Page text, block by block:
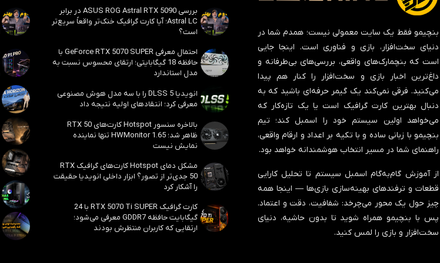
بنچیمو فقط یک سایت معمولی نیست؛ همدم شما در
دنیای سخت‌افزار، بازی و فناوری است. اینجا جایی
است که بنچمارک‌های واقعی، بررسی‌های بی‌طرفانه و
داغ‌ترین اخبار بازی و سخت‌افزار را کنار هم پیدا
می‌کنید. فرقی نمی‌کند یک گیمر حرفه‌ای باشید که به
دنبال بهترین کارت گرافیک است یا یک تازه‌کار که
می‌خواهد اولین سیستم خود را اسمبل کند؛ تیم
بنچیمو با زبانی ساده و با تکیه بر اعداد و ارقام واقعی،
راهنمای شما در مسیر انتخاب هوشمندانه خواهد بود.
از آموزش گام‌به‌گام اسمبل سیستم تا تحلیل کارایی
قطعات و ترفندهای بهینه‌سازی بازی‌ها — اینجا همه
چیز حول یک محور می‌چرخد: شفافیت، دقت و اعتماد.
پس با بنچیمو همراه شوید تا بدون حاشیه، دنیای
سخت‌افزار و بازی را لمس کنید.
بررسی ASUS ROG Astral RTX 5090 در برابر
Astral LC؛ آیا کارت گرافیک خنک‌تر واقعاً سریع‌تر
است؟
احتمال معرفی GeForce RTX 5070 SUPER با
حافظه 18 گیگابایتی؛ ارتقای محسوس نسبت به
مدل استاندارد
انویدیا DLSS 5 را با سه مدل هوش مصنوعی
معرفی کرد؛ انتقادهای اولیه نتیجه داد
بالاخره سنسور Hotspot کارت‌های RTX 50
ظاهر شد؛ HWMonitor 1.65 تنها نماینده
نمایش نیست
مشکل دمای Hotspot کارت‌های گرافیک RTX
50 جدی‌تر از تصور؟ ابزار داخلی انویدیا حقیقت
را آشکار کرد
کارت گرافیک RTX 5070 Ti SUPER با 24
گیگابایت حافظه GDDR7 معرفی می‌شود؛
ارتقایی که کاربران منتظرش بودند